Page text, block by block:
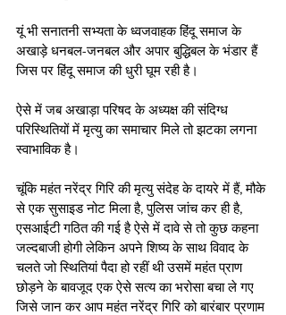
यूं भी सनातनी सभ्यता के ध्वजवाहक हिंदू समाज के
अखाड़े धनबल-जनबल और अपार बुद्धिबल के भंडार हैं
जिस पर हिंदू समाज की धुरी घूम रही है।
ऐसे में जब अखाड़ा परिषद के अध्यक्ष की संदिग्ध
परिस्थितियों में मृत्यु का समाचार मिले तो झटका लगना
स्वाभाविक है।
चूंकि महंत नरेंद्र गिरि की मृत्यु संदेह के दायरे में हैं, मौके
से एक सुसाइड नोट मिला है, पुलिस जांच कर ही है,
एसआईटी गठित की गई है ऐसे में दावे से तो कुछ कहना
जल्दबाजी होगी लेकिन अपने शिष्य के साथ विवाद के
चलते जो स्थितियां पैदा हो रहीं थी उसमें महंत प्राण
छोड़ने के बावजूद एक ऐसे सत्य का भरोसा बचा ले गए
जिसे जान कर आप महंत नरेंद्र गिरि को बारंबार प्रणाम